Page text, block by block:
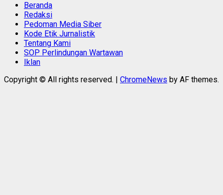
Beranda
Redaksi
Pedoman Media Siber
Kode Etik Jurnalistik
Tentang Kami
SOP Perlindungan Wartawan
Iklan
Copyright © All rights reserved.
ChromeNews by AF themes.